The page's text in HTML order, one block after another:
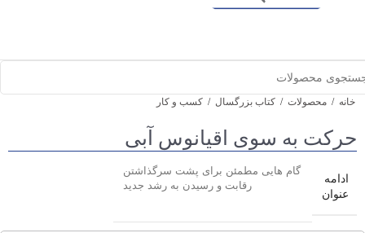
خانه / محصولات / کتاب بزرگسال / کسب و کار
حرکت به سوی اقیانوس آبی
ادامه
عنوان
گام هایی مطمئن برای پشت سرگذاشتن
رقابت و رسیدن به رشد جدید